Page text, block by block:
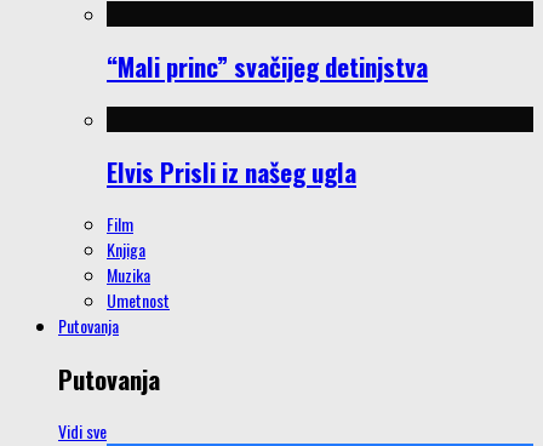
“Mali princ” svačijeg detinjstva
Elvis Prisli iz našeg ugla
Film
Knjiga
Muzika
Umetnost
Putovanja
Putovanja
Vidi sve